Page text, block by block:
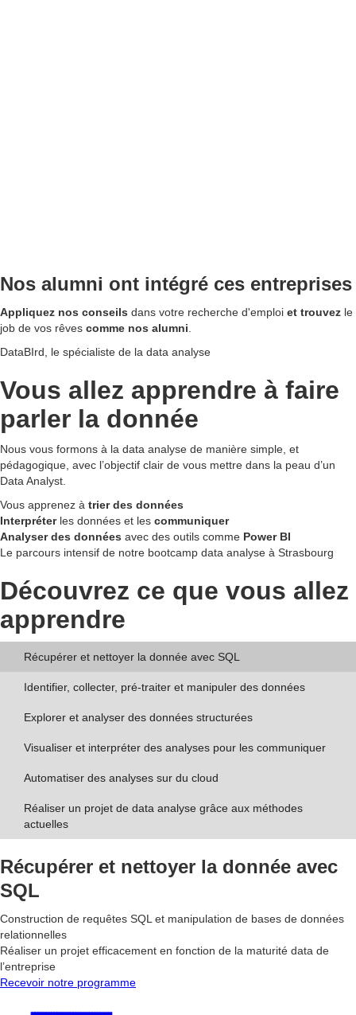
Nos alumni ont intégré ces entreprises
Appliquez nos conseils dans votre recherche d'emploi et trouvez le
job de vos rêves comme nos alumni.
DataBIrd, le spécialiste de la data analyse
Vous allez apprendre à faire
parler la donnée
Nous vous formons à la data analyse de manière simple, et
pédagogique, avec l’objectif clair de vous mettre dans la peau d’un
Data Analyst.
Vous apprenez à trier des données
Interpréter les données et les communiquer
Analyser des données avec des outils comme Power BI
Le parcours intensif de notre bootcamp data analyse à Strasbourg
Découvrez ce que vous allez
apprendre
Récupérer et nettoyer la donnée avec SQL
Identifier, collecter, pré-traiter et manipuler des données
Explorer et analyser des données structurées
Visualiser et interpréter des analyses pour les communiquer
Automatiser des analyses sur du cloud
Réaliser un projet de data analyse grâce aux méthodes
actuelles
Récupérer et nettoyer la donnée avec
SQL
Construction de requêtes SQL et manipulation de bases de données
relationnelles
Réaliser un projet efficacement en fonction de la maturité data de
l’entreprise
Recevoir notre programme